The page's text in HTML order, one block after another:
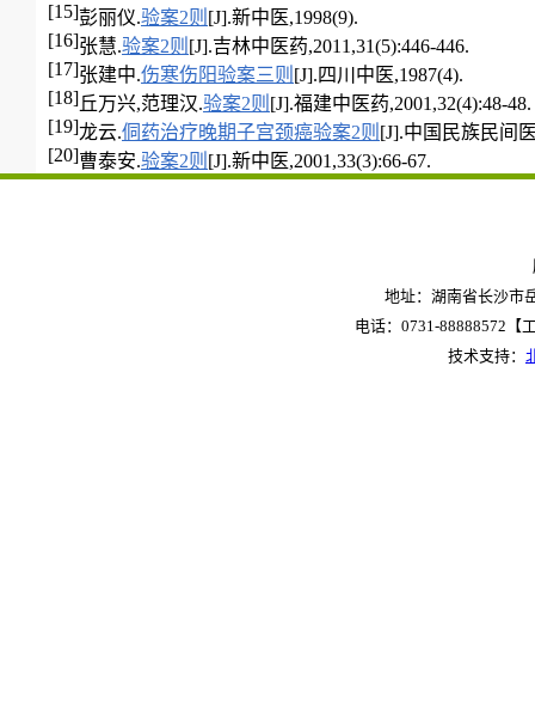
[15]彭丽仪.验案2则 [J].新中医,1998(9).
[16]张慧.验案2则 [J].吉林中医药,2011,31(5):446-446.
[17]张建中.伤寒伤阳验案三则 [J].四川中医,1987(4).
[18] 丘万兴,范理汉.验案2则 [J].福建中医药,2001,32(4):48-48.
[19]龙云.侗药治疗晚期子宫颈癌验案2则 [J].中国民族民间
[20]曹泰安.验案2则 [J].新中医,2001,33(3):66-67.
地址：湖南省长沙市
电话：0731-88888572【
技术支持：